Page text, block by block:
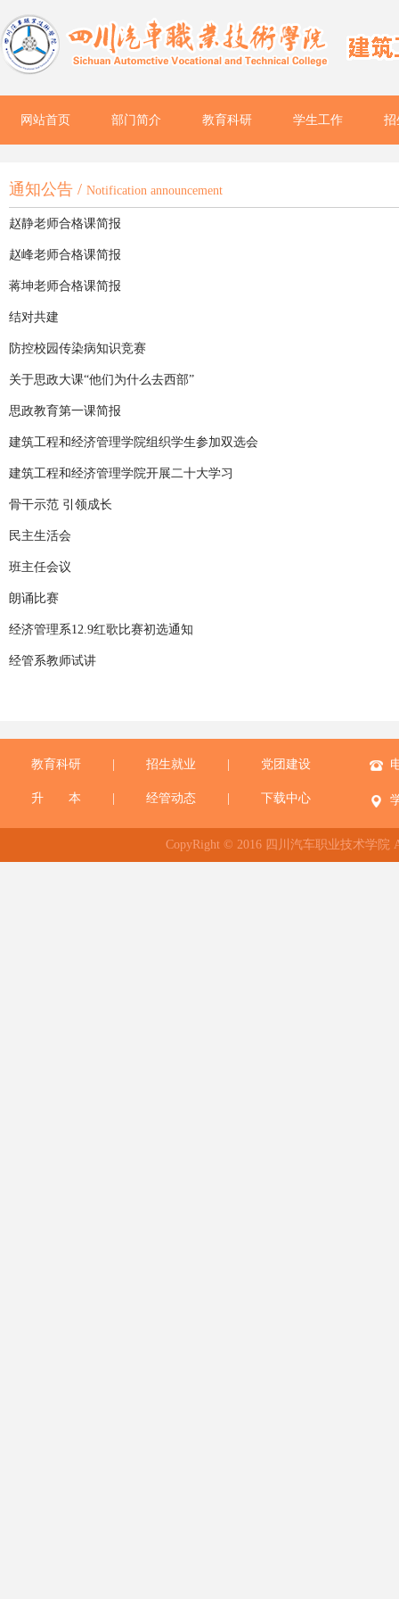
网站首页 部门简介 教育科研 学生工作 招
通知公告 / Notification announcement
赵静老师合格课简报
赵峰老师合格课简报
蒋坤老师合格课简报
结对共建
防控校园传染病知识竞赛
关于思政大课“他们为什么去西部”
思政教育第一课简报
建筑工程和经济管理学院组织学生参加双选会
建筑工程和经济管理学院开展二十大学习
骨干示范 引领成长
民主生活会
班主任会议
朗诵比赛
经济管理系12.9红歌比赛初选通知
经管系教师试讲
教育科研 招生就业 党团建设
升 本 经管动态 下载中心
CopyRight © 2016 四川汽车职业技术学